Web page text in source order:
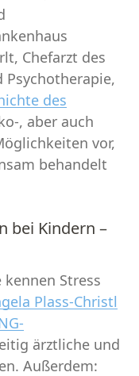
Chefarzt des
Psychotherapie,
des
, aber auch
vor,
behandelt
bei Kindern –
Stress
Plass-Christl
ärztliche und
Außerdem: